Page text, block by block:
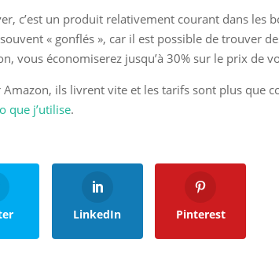
c’est un produit relativement courant dans les
« gonflés », car il est possible de trouver
vous économiserez jusqu’à 30% sur le prix de
Amazon, ils livrent vite et les tarifs sont plus que
que j’utilise.
LinkedIn Pinterest